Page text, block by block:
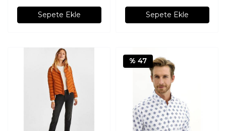
Sepete Ekle Sepete Ekle
% 47